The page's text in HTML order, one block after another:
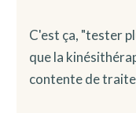
C'est ça, "tester
que la
contente de